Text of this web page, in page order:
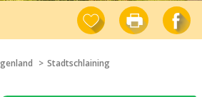
Stadtschlaining